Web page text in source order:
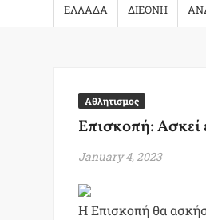
ΕΛΛΑΔΑ ΔΙΕΘΝΗ
Αθλητισμος
Επισκοπή: Ασκεί
January 4, 2023
Η Επισκοπή θα